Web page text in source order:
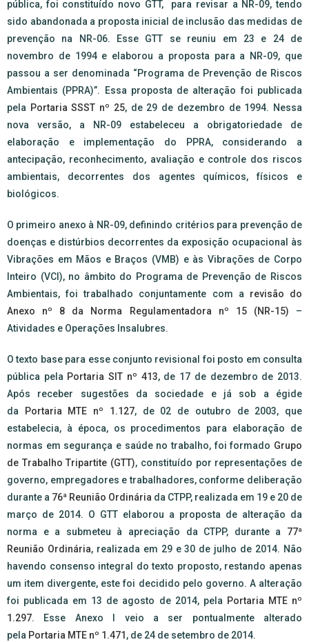
pública, foi constituído novo GTT, para revisar a NR-09, tendo
sido abandonada a proposta inicial de inclusão das medidas de
prevenção na NR-06. Esse GTT se reuniu em 23 e 24 de
novembro de 1994 e elaborou a proposta para a NR-09, que
passou a ser denominada “Programa de Prevenção de Riscos
Ambientais (PPRA)”. Essa proposta de alteração foi publicada
pela Portaria SSST nº 25, de 29 de dezembro de 1994. Nessa
nova versão, a NR-09 estabeleceu a obrigatoriedade de
elaboração e implementação do PPRA, considerando a
antecipação, reconhecimento, avaliação e controle dos riscos
ambientais, decorrentes dos agentes químicos, físicos e
biológicos.
O primeiro anexo à NR-09, definindo critérios para prevenção de
doenças e distúrbios decorrentes da exposição ocupacional às
Vibrações em Mãos e Braços (VMB) e às Vibrações de Corpo
Inteiro (VCI), no âmbito do Programa de Prevenção de Riscos
Ambientais, foi trabalhado conjuntamente com a revisão do
Anexo nº 8 da Norma Regulamentadora nº 15 (NR-15) –
Atividades e Operações Insalubres.
O texto base para esse conjunto revisional foi posto em consulta
pública pela Portaria SIT nº 413, de 17 de dezembro de 2013.
Após receber sugestões da sociedade e já sob a égide
da
Portaria MTE nº 1.127, de 02 de outubro de 2003, que
estabelecia, à época, os procedimentos para elaboração de
normas em segurança e saúde no trabalho, foi formado Grupo
de Trabalho Tripartite (GTT), constituído por representações de
governo, empregadores e trabalhadores, conforme deliberação
durante a 76ª Reunião Ordinária da CTPP, realizada em 19 e 20 de
março de 2014. O GTT elaborou a proposta de alteração da
norma e a submeteu à apreciação da CTPP, durante a 77ª
Reunião Ordinária, realizada em 29 e 30 de julho de 2014. Não
havendo consenso integral do texto proposto, restando apenas
um item divergente, este foi decidido pelo governo. A alteração
foi publicada em 13 de agosto de 2014, pela Portaria MTE nº
1.297. Esse Anexo I veio a ser pontualmente alterado
pela Portaria MTE nº 1.471 , de 24 de setembro de 2014.